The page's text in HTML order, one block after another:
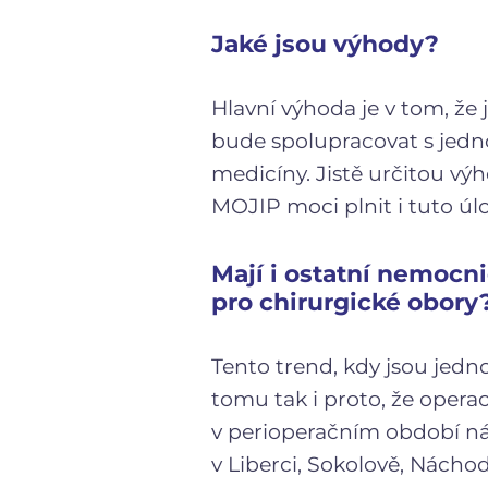
Jaké jsou výhody?
Hlavní výhoda je v tom,
bude spolupracovat s
medicíny. Jistě určitou
MOJIP moci plnit i tuto
Mají i ostatní
pro chirurgické
Tento trend, kdy jsou
tomu tak i proto, že
v perioperačním období
v Liberci, Sokolově,